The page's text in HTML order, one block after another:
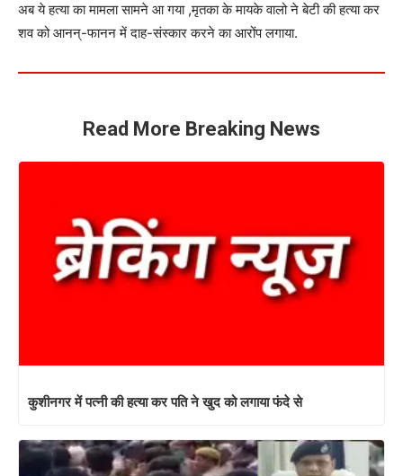
अब ये हत्या का मामला सामने आ गया ,मृतका के मायके वालो ने बेटी की हत्या कर
शव को आनन्-फानन में दाह-संस्कार करने का आरोंप लगाया.
Read More Breaking News
कुशीनगर में पत्नी की हत्या कर पति ने खुद को लगाया फंदे से